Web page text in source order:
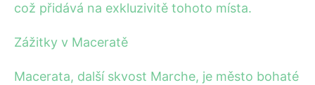
což přidává na exkluzivitě tohoto místa.
Zážitky v Maceratě
Macerata, další skvost Marche, je město bohaté